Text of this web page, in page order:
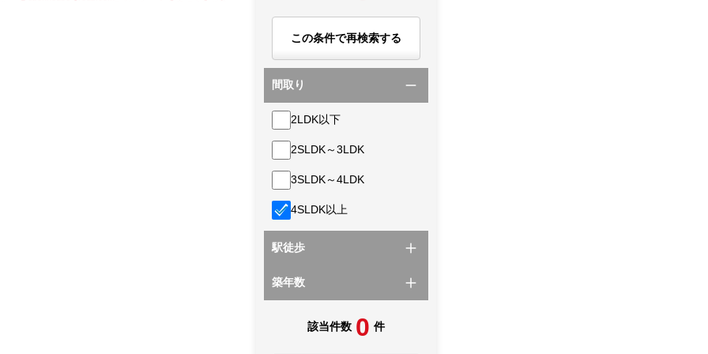
この条件で再検索する
間取り
2LDK以下
2SLDK～3LDK
3SLDK～4LDK
4SLDK以上
駅徒歩
築年数
該当件数 0 件